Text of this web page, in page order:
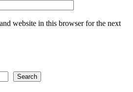
website in this browser for the next
Search